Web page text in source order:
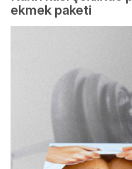
ekmek paketi